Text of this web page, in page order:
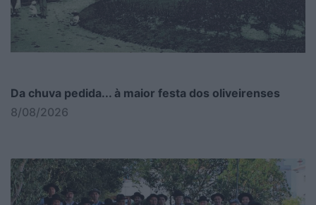
Da chuva pedida... à maior festa dos oliveirenses
8/08/2026